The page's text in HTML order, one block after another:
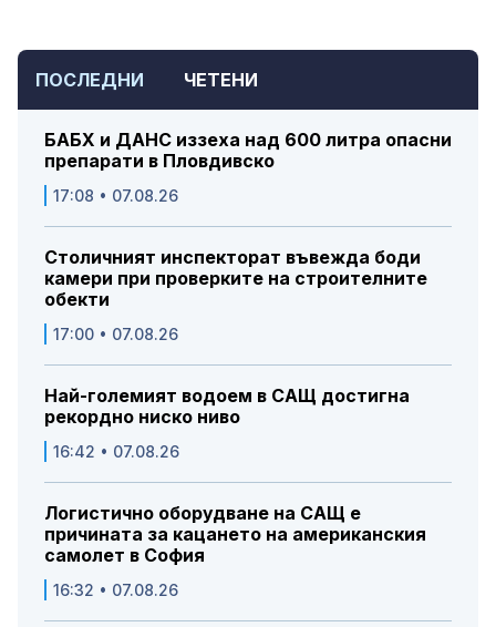
ПОСЛЕДНИ ЧЕТЕНИ
БАБХ и ДАНС иззеха над 600 литра опасни
препарати в Пловдивско
17:08 • 07.08.26
Столичният инспекторат въвежда боди
камери при проверките на строителните
обекти
17:00 • 07.08.26
Най-големият водоем в САЩ достигна
рекордно ниско ниво
16:42 • 07.08.26
Логистично оборудване на САЩ е
причината за кацането на американския
самолет в София
16:32 • 07.08.26